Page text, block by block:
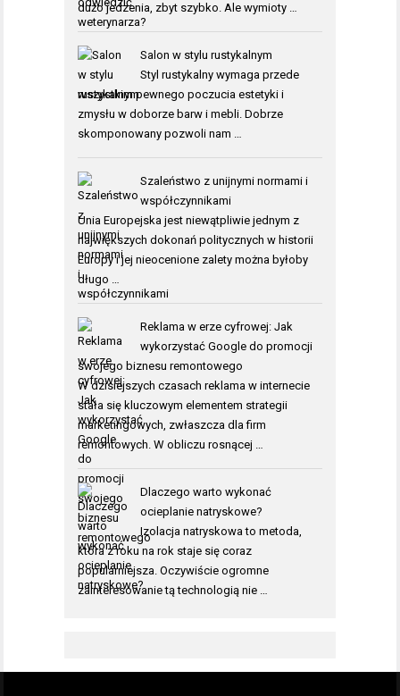
dużo jedzenia, zbyt szybko. Ale wymioty …
Salon w stylu rustykalnym
Styl rustykalny wymaga przede
wszystkim pewnego poczucia estetyki i
zmysłu w doborze barw i mebli. Dobrze
skomponowany pozwoli nam …
Szaleństwo z unijnymi normami i
współczynnikami
Unia Europejska jest niewątpliwie jednym z
największych dokonań politycznych w historii
Europy i jej nieocenione zalety można byłoby
długo …
Reklama w erze cyfrowej: Jak
wykorzystać Google do promocji
swojego biznesu remontowego
W dzisiejszych czasach reklama w internecie
stała się kluczowym elementem strategii
marketingowych, zwłaszcza dla firm
remontowych. W obliczu rosnącej …
Dlaczego warto wykonać
ocieplanie natryskowe?
Izolacja natryskowa to metoda,
która z roku na rok staje się coraz
popularniejsza. Oczywiście ogromne
zainteresowanie tą technologią nie …